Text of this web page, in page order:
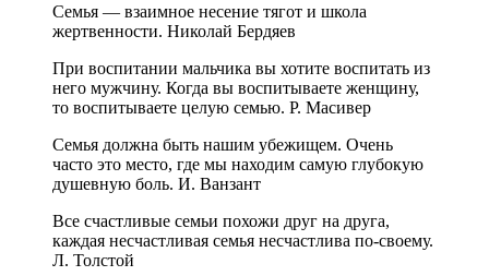
Семья — взаимное несение тягот и школа
жертвенности. Николай Бердяев
При воспитании мальчика вы хотите воспитать из
него мужчину. Когда вы воспитываете женщину,
то воспитываете целую семью. Р. Масивер
Семья должна быть нашим убежищем. Очень
часто это место, где мы находим самую глубокую
душевную боль. И. Ванзант
Все счастливые семьи похожи друг на друга,
каждая несчастливая семья несчастлива по-своему.
Л. Толстой